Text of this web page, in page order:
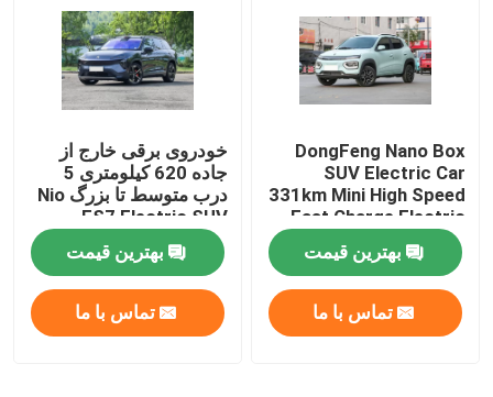
DongFeng Nano Box
SUV Electric Car
331km Mini High Speed
​​Fast Charge Electric
Car
بهترین قیمت
تماس با ما
خودروی برقی خارج از
جاده 620 کیلومتری 5
درب متوسط ​​تا بزرگ Nio
ES7 Electric SUV
بهترین قیمت
تماس با ما